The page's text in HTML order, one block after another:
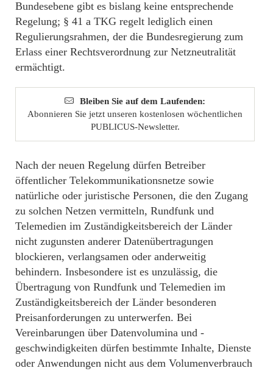
Bundesebene gibt es bislang keine entsprechende
Regelung; § 41 a TKG regelt lediglich einen
Regulierungsrahmen, der die Bundesregierung zum
Erlass einer Rechtsverordnung zur Netzneutralität
ermächtigt.
Bleiben Sie auf dem Laufenden:
Abonnieren Sie jetzt unseren kostenlosen wöchentlichen
PUBLICUS-Newsletter.
Nach der neuen Regelung dürfen Betreiber
öffentlicher Telekommunikationsnetze sowie
natürliche oder juristische Personen, die den Zugang
zu solchen Netzen vermitteln, Rundfunk und
Telemedien im Zuständigkeitsbereich der Länder
nicht zugunsten anderer Datenübertragungen
blockieren, verlangsamen oder anderweitig
behindern. Insbesondere ist es unzulässig, die
Übertragung von Rundfunk und Telemedien im
Zuständigkeitsbereich der Länder besonderen
Preisanforderungen zu unterwerfen. Bei
Vereinbarungen über Datenvolumina und -
geschwindigkeiten dürfen bestimmte Inhalte, Dienste
oder Anwendungen nicht aus dem Volumenverbrauch